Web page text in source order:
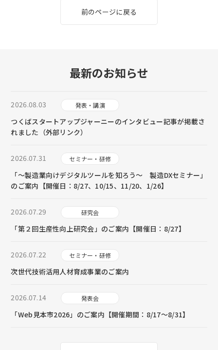
前のページに戻る
最新のお知らせ
2026.08.03 発表・講演
つくばスタートアップジャーニーのインタビュー記事が掲載さ
れました（外部リンク）
2026.07.31 セミナー・研修
「～製造業向けデジタルツールを知ろう～ 製造DXセミナー」
のご案内【開催日：8/27、10/15、11/20、1/26】
2026.07.29 研究会
「第２回生産性向上研究会」のご案内【開催日：8/27】
2026.07.22 セミナー・研修
次世代技術活用人材育成事業のご案内
2026.07.14 発表会
「Web見本市2026」のご案内【開催期間：8/17～8/31】